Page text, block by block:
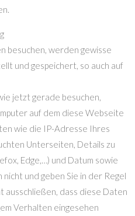
besuchen, werden gewisse
und gespeichert, so auch auf
jetzt gerade besuchen,
auf dem diese Webseite
wie die IP-Adresse Ihres
Unterseiten, Details zu
Edge,…) und Datum sowie
und geben Sie in der Regel
ausschließen, dass diese Daten
Verhalten eingesehen